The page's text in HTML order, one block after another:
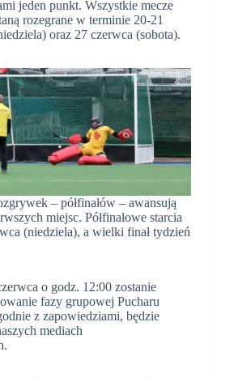
jeden punkt. Wszystkie mecze
rozegrane w terminie 20-21
oraz 27 czerwca (sobota).
– półfinałów – awansują
miejsc. Półfinałowe starcia
(niedziela), a wielki finał tydzień
o godz. 12:00 zostanie
fazy grupowej Pucharu
z zapowiedziami, będzie
mediach